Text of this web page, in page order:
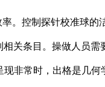
。控制探针校准球的
关条目。操做人员需
非常时，出格是几何